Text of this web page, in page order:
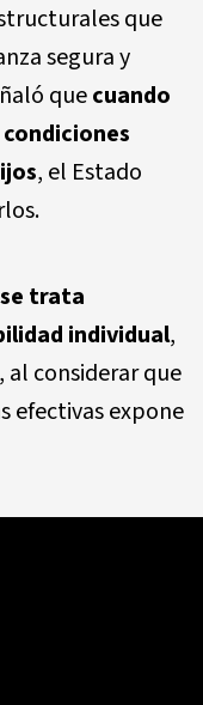
que
segura y
quecuando
, el Estado
trata
individual,
considerar que
efectivas expone